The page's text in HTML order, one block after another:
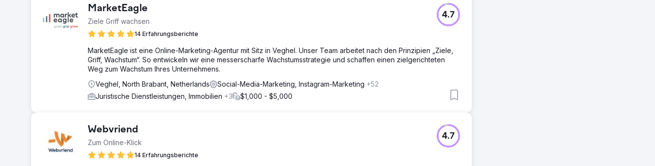
MarketEagle
Ziele Griff wachsen
14 Erfahrungsberichte
4.7
MarketEagle ist eine Online-Marketing-Agentur mit Sitz in Veghel. Unser Team arbeitet nach den Prinzipien „Ziele,
Griff, Wachstum“. So entwickeln wir eine messerscharfe Wachstumsstrategie und schaffen einen zielgerichteten
Weg zum Wachstum Ihres Unternehmens.
Veghel, North Brabant, Netherlands
Social-Media-Marketing, Instagram-Marketing +52
Juristische Dienstleistungen, Immobilien +3 $1,000 - $5,000
Webvriend
Zum Online-Klick
14 Erfahrungsberichte
4.7